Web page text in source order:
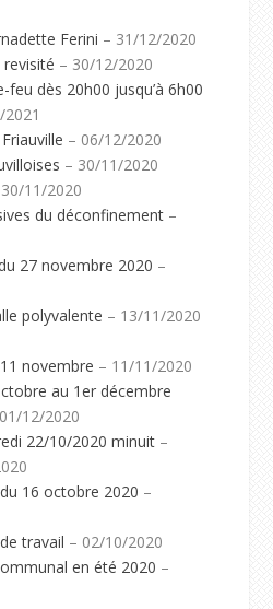
Ferini – 31/12/2020
revisité – 30/12/2020
feu dès 20h00 jusqu’à 6h00
– 06/12/2020
– 30/11/2020
11/2020
du déconfinement –
27 novembre 2020 –
polyvalente – 13/11/2020
novembre – 11/11/2020
au 1er décembre
12/2020
22/10/2020 minuit –
16 octobre 2020 –
travail – 02/10/2020
en été 2020 –